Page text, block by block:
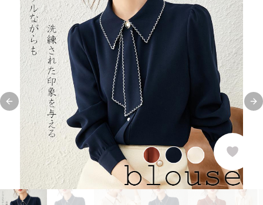
Previous slide